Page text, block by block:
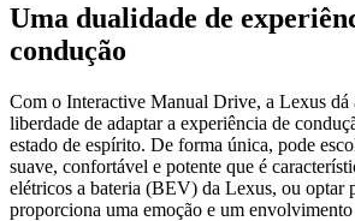
Uma dualidade de
condução
Com o Interactive Manual Drive, a Lexus dá
liberdade de adaptar a experiência de
estado de espírito. De forma única, pode
suave, confortável e potente que é
elétricos a bateria (BEV) da Lexus, ou optar
proporciona uma emoção e um